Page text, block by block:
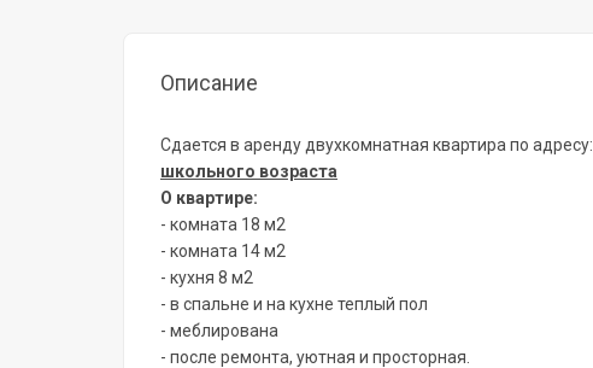
Описание
Сдается в аренду двухкомнатная квартира по
школьного возраста
О квартире:
- комната 18 м2
- комната 14 м2
- кухня 8 м2
- в спальне и на кухне теплый пол
- меблирована
- после ремонта, уютная и просторная.